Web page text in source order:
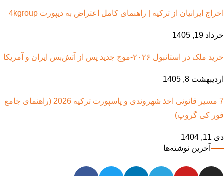
اخراج ایرانیان از ترکیه | راهنمای کامل اعتراض به دیپورت 4kgroup
خرداد 19, 1405
خرید ملک در استانبول ۲۰۲۶-موج جدید پس از آتش‌بس ایران و آمریکا
اردیبهشت 8, 1405
7 مسیر قانونی اخذ شهروندی و پاسپورت ترکیه 2026 (راهنمای جامع
فور کی گروپ)
دی 11, 1404
آخرین نوشته‌ها